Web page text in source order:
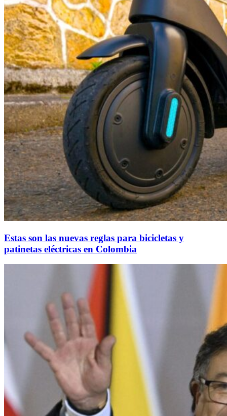
Estas son las nuevas reglas para bicicletas y
patinetas eléctricas en Colombia